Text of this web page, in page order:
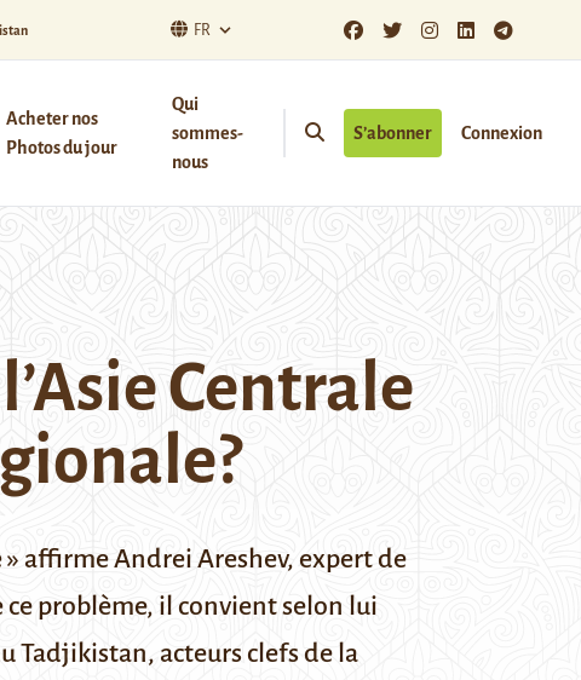
FR
Acheter nos
Photos du jour
Qui
sommes-
nous
S’abonner Connexion
Centrale
affirme Andrei Areshev, expert de
problème, il convient selon lui
Tadjikistan, acteurs clefs de la